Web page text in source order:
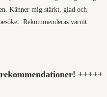
Känner mig stärkt, glad och
Rekommenderas varmt.
+++++